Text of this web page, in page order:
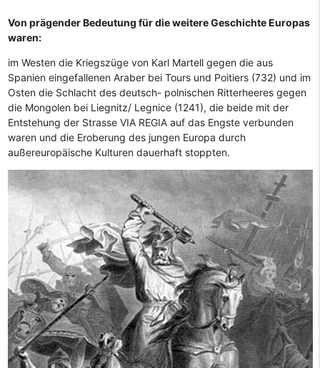
Von prägender Bedeutung für die weitere Geschichte Europas
waren:
im Westen die Kriegszüge von Karl Martell gegen die aus
Spanien eingefallenen Araber bei Tours und Poitiers (732) und im
Osten die Schlacht des deutsch- polnischen Ritterheeres gegen
die Mongolen bei Liegnitz/ Legnice (1241), die beide mit der
Entstehung der Strasse VIA REGIA auf das Engste verbunden
waren und die Eroberung des jungen Europa durch
außereuropäische Kulturen dauerhaft stoppten.